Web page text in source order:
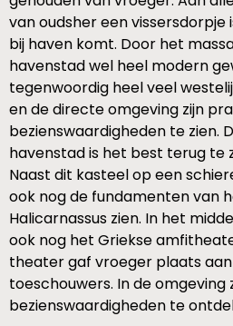
van oudsher een vissersdorpje
bij haven komt. Door het
havenstad wel heel modern
tegenwoordig heel veel
en de directe omgeving zijn
bezienswaardigheden te zien.
havenstad is het best terug te
Naast dit kasteel op een
ook nog de fundamenten van
Halicarnassus zien. In het
ook nog het Griekse
theater gaf vroeger plaats
toeschouwers. In de
bezienswaardigheden te